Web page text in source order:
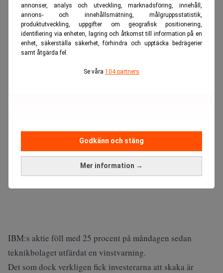
annonser, analys och utveckling, marknadsföring, innehåll,
annons- och innehållsmätning, målgruppsstatistik,
produktutveckling, uppgifter om geografisk positionering,
identifiering via enheten, lagring och åtkomst till information på en
enhet, säkerställa säkerhet, förhindra och upptäcka bedrägerier
samt åtgärda fel.
Se våra 104 partners
Mer information →
Godkänn och stäng
IBM är ett av de mest klassiska IT-företagen i världen.
Men just nu är det rejäl motvind efter dåliga besked.
IBM:s aktie föll med 25 procent på måndagen sedan
teknikbolaget utfärdat en vinstvarning.
Det som dock verkligen fick investerarna att skaka är